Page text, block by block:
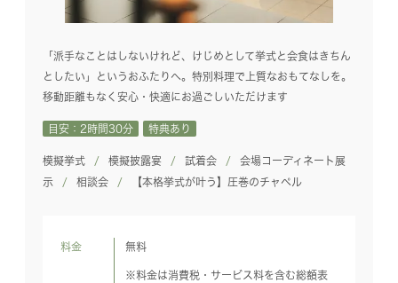
「派手なことはしないけれど、けじめとして挙式と会食はきちん
としたい」というおふたりへ。特別料理で上質なおもてなしを。
移動距離もなく安心・快適にお過ごしいただけます
目安：2時間30分 特典あり
模擬挙式 模擬披露宴 試着会
会場コーディネート展
示
相談会 【本格挙式が叶う】圧巻のチャペル
料金 無料
※料金は消費税・サービス料を含む総額表